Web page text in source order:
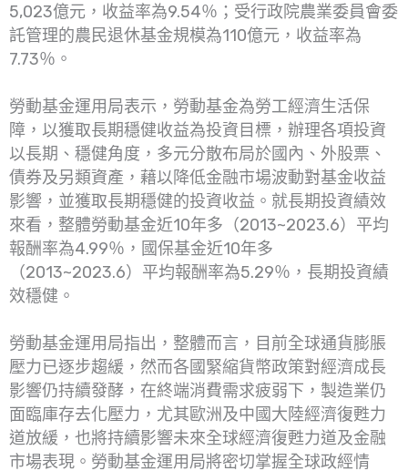
5,023億元，收益率為9.54％；受行政院農業委員會委
託管理的農民退休基金規模為110億元，收益率為
7.73％。
勞動基金運用局表示，勞動基金為勞工經濟生活保
障，以獲取長期穩健收益為投資目標，辦理各項投資
以長期、穩健角度，多元分散布局於國內、外股票、
債券及另類資產，藉以降低金融市場波動對基金收益
影響，並獲取長期穩健的投資收益。就長期投資績效
來看，整體勞動基金近10年多（2013~2023.6）平均
報酬率為4.99％，國保基金近10年多
（2013~2023.6）平均報酬率為5.29％，長期投資績
效穩健。
勞動基金運用局指出，整體而言，目前全球通貨膨脹
壓力已逐步趨緩，然而各國緊縮貨幣政策對經濟成長
影響仍持續發酵，在終端消費需求疲弱下，製造業仍
面臨庫存去化壓力，尤其歐洲及中國大陸經濟復甦力
道放緩，也將持續影響未來全球經濟復甦力道及金融
市場表現。勞動基金運用局將密切掌握全球政經情